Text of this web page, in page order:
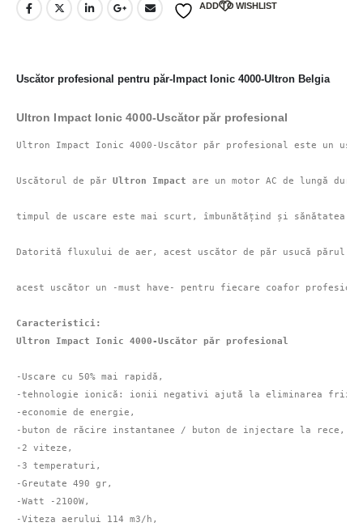
ADD TO WISHLIST
Uscător profesional pentru păr-Impact Ionic 4000-Ultron Belgia
Ultron Impact Ionic 4000-Uscător păr profesional
Ultron Impact Ionic 4000-Uscător păr profesional este un
Uscătorul de păr Ultron Impact are un motor AC de lungă
timpul de uscare este mai scurt, îmbunătățind și sănătatea
Datorită fluxului de aer, acest uscător de păr usucă părul în
acest uscător un -must have- pentru fiecare coafor
Caracteristici:
-Uscare cu 50% mai rapidă,
-tehnologie ionică: ionii negativi ajută la eliminarea
-economie de energie,
-buton de răcire instantanee / buton de injectare la rece,
-2 viteze,
-3 temperaturi,
-Greutate 490 gr,
-Watt -2100W,
-Viteza aerului 114 m3/h,